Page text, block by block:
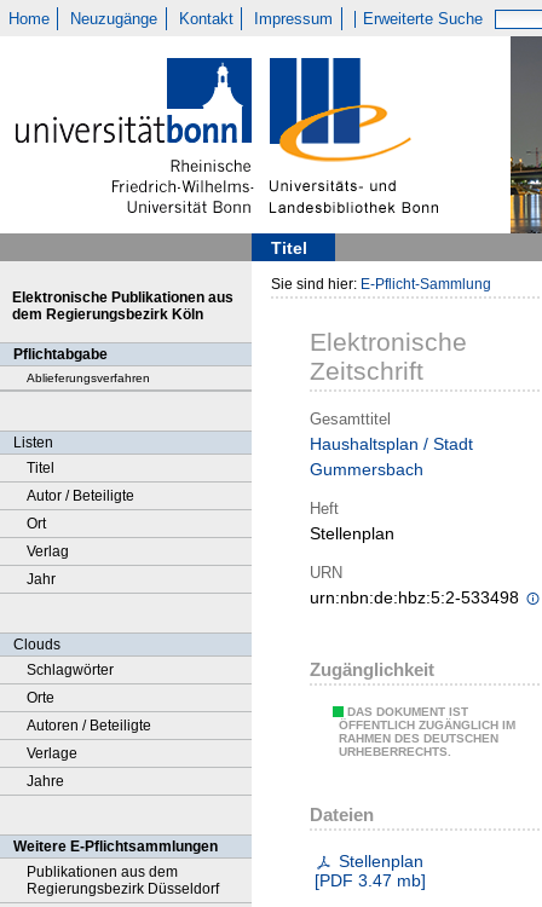
Home Neuzugänge Kontakt Impressum Erweiterte Suche
Titel
Elektronische Publikationen aus
dem Regierungsbezirk Köln
Pflichtabgabe
Ablieferungsverfahren
Listen
Titel
Autor / Beteiligte
Ort
Verlag
Jahr
Clouds
Schlagwörter
Orte
Autoren / Beteiligte
Verlage
Jahre
Weitere E-Pflichtsammlungen
Publikationen aus dem
Regierungsbezirk Düsseldorf
Sie sind hier: E-Pflicht-Sammlung
Elektronische
Zeitschrift
Gesamttitel
Haushaltsplan / Stadt
Gummersbach
Heft
Stellenplan
URN
urn:nbn:de:hbz:5:2-533498
Zugänglichkeit
DAS DOKUMENT IST
ÖFFENTLICH ZUGÄNGLICH IM
RAHMEN DES DEUTSCHEN
URHEBERRECHTS.
Dateien
Stellenplan
[PDF 3.47 mb]